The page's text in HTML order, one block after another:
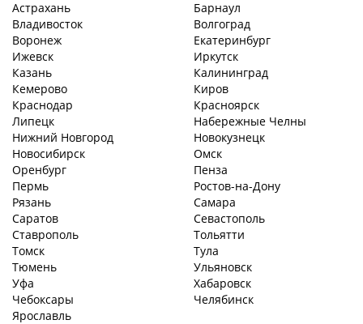
Астрахань
Барнаул
Владивосток
Волгоград
Воронеж
Екатеринбург
Ижевск
Иркутск
Казань
Калининград
Кемерово
Киров
Краснодар
Красноярск
Липецк
Набережные Челны
Нижний Новгород
Новокузнецк
Новосибирск
Омск
Оренбург
Пенза
Пермь
Ростов-на-Дону
Рязань
Самара
Саратов
Севастополь
Ставрополь
Тольятти
Томск
Тула
Тюмень
Ульяновск
Уфа
Хабаровск
Чебоксары
Челябинск
Ярославль